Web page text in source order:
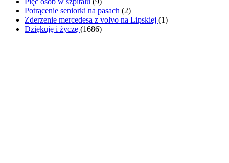
Potrącenie seniorki na pasach (2)
Zderzenie mercedesa z volvo na Lipskiej (1)
Dziękuję i życzę (1686)